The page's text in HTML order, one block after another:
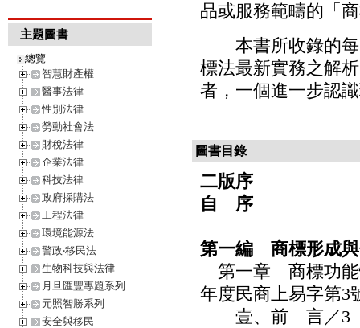
主題圖書
總覽
智慧財產權
醫事法律
性別法律
勞動社會法
財稅法律
企業法律
科技法律
政府採購法
工程法律
環境能源法
警政‧移民法
生物科技與法律
月旦匯豐專題系列
元照智勝系列
安全與移民
品或服務範疇的「
本書所收錄的每
標法最新實務之解
者，一個進一步認
圖書目錄
二版序
自 序
第一編 商標形成與
第一章 商標功能
年度民商上易字第3
壹、前 言／3